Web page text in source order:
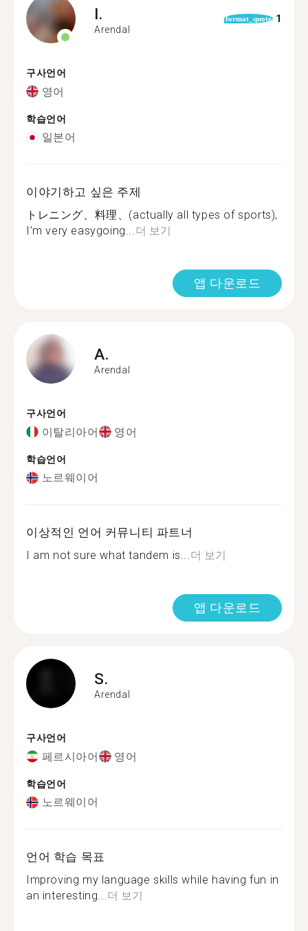
I.
Arendal
format_quote 1
구사언어
영어
학습언어
일본어
이야기하고 싶은 주제
トレニング、料理、(actually all types of sports),
I’m very easygoing...더 보기
앱 다운로드
A.
Arendal
구사언어
이탈리아어 영어
학습언어
노르웨이어
이상적인 언어 커뮤니티 파트너
I am not sure what tandem is...더 보기
앱 다운로드
S.
Arendal
구사언어
페르시아어 영어
학습언어
노르웨이어
언어 학습 목표
Improving my language skills while having fun in
an interesting...더 보기